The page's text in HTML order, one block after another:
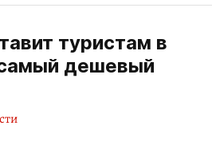
туристам в
дешевый